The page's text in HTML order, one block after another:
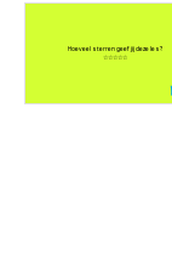
Hoeveel sterren geef jij deze les?
☆☆☆☆☆